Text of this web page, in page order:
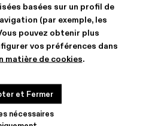
basées sur un profil de
(par exemple, les
pouvez obtenir plus
vos préférences dans
matière de cookies.
nécessaires
et Fermer